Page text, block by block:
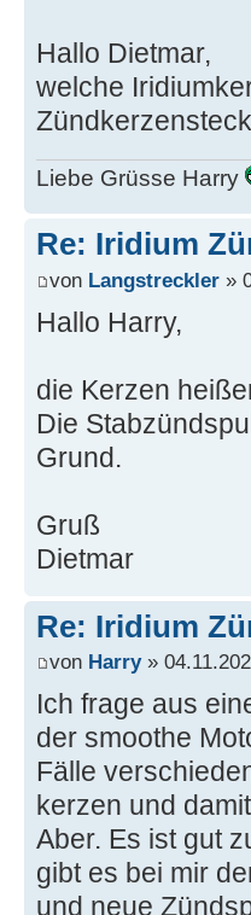
Hallo Dietmar,
welche
Liebe Grüsse Harry
Re: Iridium
von Langstreckler »
Hallo Harry,
die Kerzen
Die
Grund.
Gruß
Dietmar
Re: Iridium
von Harry»
Ich frage aus
der smoothe
Fälle
kerzen und
Aber. Es ist gut
gibt es bei mir
und neue